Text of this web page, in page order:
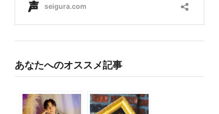
あなたへのオススメ記事